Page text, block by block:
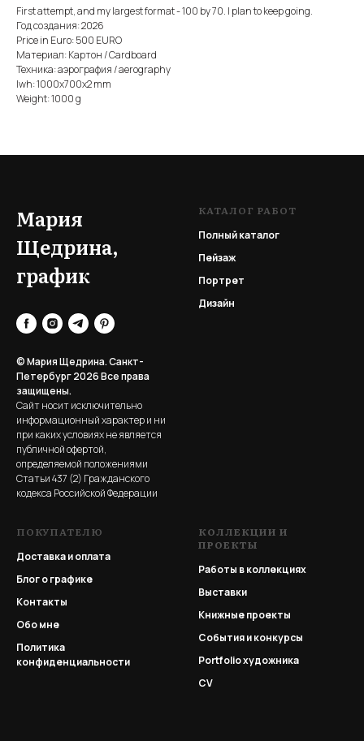
First attempt, and my largest format - 100 by 70. I plan to keep going.
Год создания: 2026
Price in Euro: 500 EURO
Материал: Картон / Cardboard
Техника: аэрография / aerography
lwh: 1000x700x2 mm
Weight: 1000 g
Мария
Щедрина,
график
© Мария Щедрина. Санкт-
Петербург 2026Все права
защищены.
Сайт носит исключительно
информационный характер и ни
при каких условиях не является
публичной офертой,
определяемой положениями
Статьи 437 (2) Гражданского
кодекса Российской Федерации
КАТАЛОГ РАБОТ
Полный каталог
Пейзаж
Портрет
Дизайн
ПОКУПАТЕЛЮ
Доставка и оплата
Блог о графике
Контакты
Обо мне
Политика
конфиденциальности
КОЛЛЕКЦИИ И
ПРОЕКТЫ
Работы в коллекциях
Выставки
Книжные проекты
События и конкурсы
Portfolioхудожника
CV